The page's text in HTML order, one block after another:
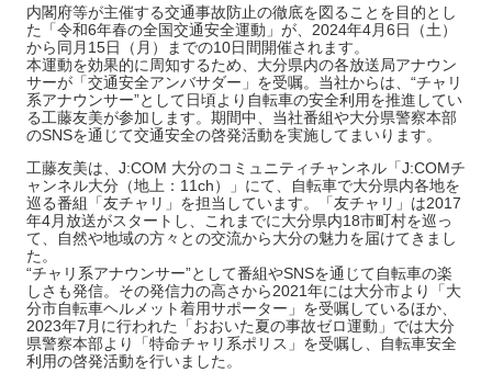
内閣府等が主催する交通事故防止の徹底を図ることを目的とし
た「令和6年春の全国交通安全運動」が、2024年4月6日（土）
から同月15日（月）までの10日間開催されます。
本運動を効果的に周知するため、大分県内の各放送局アナウン
サーが「交通安全アンバサダー」を受嘱。当社からは、“チャリ
系アナウンサー”として日頃より自転車の安全利用を推進してい
る工藤友美が参加します。期間中、当社番組や大分県警察本部
のSNSを通じて交通安全の啓発活動を実施してまいります。
工藤友美は、J:COM 大分のコミュニティチャンネル「J:COMチ
ャンネル大分（地上：11ch）」にて、自転車で大分県内各地を
巡る番組「友チャリ」を担当しています。「友チャリ」は2017
年4月放送がスタートし、これまでに大分県内18市町村を巡っ
て、自然や地域の方々との交流から大分の魅力を届けてきまし
た。
“チャリ系アナウンサー”として番組やSNSを通じて自転車の楽
しさも発信。その発信力の高さから2021年には大分市より「大
分市自転車ヘルメット着用サポーター」を受嘱しているほか、
2023年7月に行われた「おおいた夏の事故ゼロ運動」では大分
県警察本部より「特命チャリ系ポリス」を受嘱し、自転車安全
利用の啓発活動を行いました。